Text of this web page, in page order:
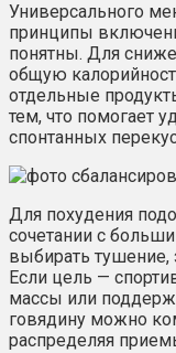
Универсального
принципы
понятны. Для
общую
отдельные
тем, что помогает
спонтанных
Для похудения
сочетании с
выбирать тушение,
Если цель —
массы или
говядину можно
распределяя